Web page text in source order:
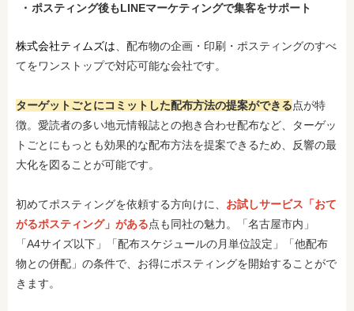
ポスティング後もLINEマーケティングで集客をサポート
株式会社ティムズは 、配布物の企画・印刷・ポスティングのすべ
てをワンストップで対応可能な会社です。
ターゲットごとにコミットした配布方法の提案ができる点が特
徴。愛読者の多い地元情報誌との抱き合わせ配布など、ターゲッ
トごとにもっとも効果的な配布方法を提案できるため、反響の最
大化を図ることが可能です。
初めてポスティングを依頼する方向けに、 お試しサービス「おて
がるポスティング」がある点も同社の魅力。「名古屋市内」
「A4サイズ以下」「配布スケジュールの月単位設定」「他配布
物との併配」の条件で、お得にポスティングを開始することがで
きます。